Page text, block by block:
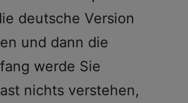
deutsche Version
und dann die
werde Sie
nichts verstehen,